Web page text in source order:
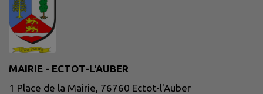
MAIRIE - ECTOT-L'AUBER
1 Place de la Mairie, 76760 Ectot-l'Auber